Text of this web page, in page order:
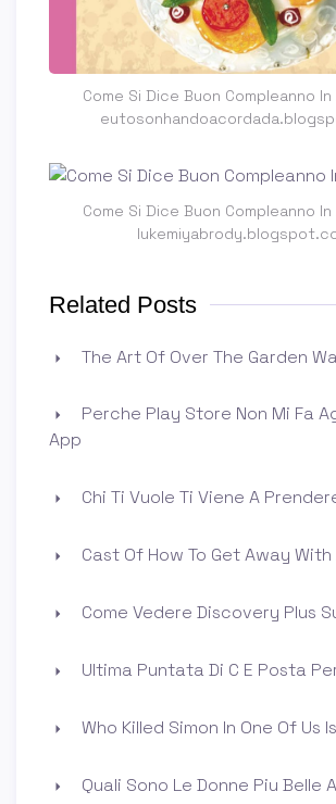
Come Si Dice Buon Compleanno In
Come Si Dice Buon Compleanno In
Related Posts
The Art Of Over The Garden
Perche Play Store Non Mi Fa
App
Chi Ti Vuole Ti Viene A
Cast Of How To Get Away
Come Vedere Discovery Plus
Ultima Puntata Di C E Posta
Who Killed Simon In One Of Us
Quali Sono Le Donne Piu Belle